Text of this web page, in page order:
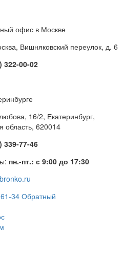
офис в Москве
Вишняковский переулок, д. 6
322-00-02
16/2, Екатеринбург,
область, 620014
339-77-46
пн.-пт.: с 9:00 до 17:30
34 Обратный